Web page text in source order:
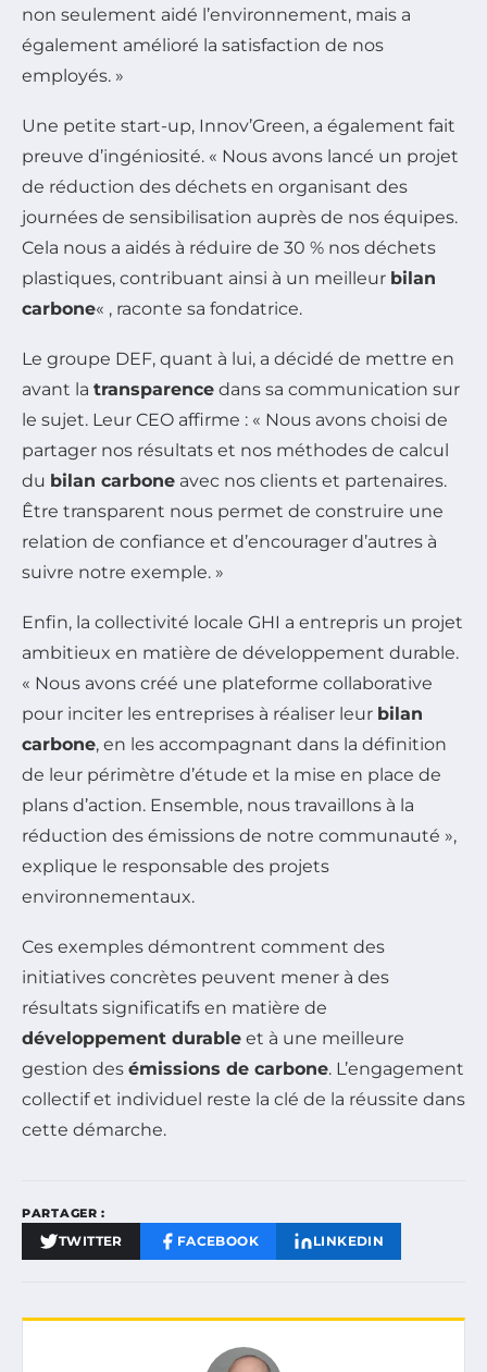
non seulement aidé l’environnement, mais a
également amélioré la satisfaction de nos
employés. »
Une petite start-up, Innov’Green, a également fait
preuve d’ingéniosité. « Nous avons lancé un projet
de réduction des déchets en organisant des
journées de sensibilisation auprès de nos équipes.
Cela nous a aidés à réduire de 30 % nos déchets
plastiques, contribuant ainsi à un meilleur bilan
carbone« , raconte sa fondatrice.
Le groupe DEF, quant à lui, a décidé de mettre en
avant la transparence dans sa communication sur
le sujet. Leur CEO affirme : « Nous avons choisi de
partager nos résultats et nos méthodes de calcul
du bilan carbone avec nos clients et partenaires.
Être transparent nous permet de construire une
relation de confiance et d’encourager d’autres à
suivre notre exemple. »
Enfin, la collectivité locale GHI a entrepris un projet
ambitieux en matière de développement durable.
« Nous avons créé une plateforme collaborative
pour inciter les entreprises à réaliser leur bilan
carbone, en les accompagnant dans la définition
de leur périmètre d’étude et la mise en place de
plans d’action. Ensemble, nous travaillons à la
réduction des émissions de notre communauté »,
explique le responsable des projets
environnementaux.
Ces exemples démontrent comment des
initiatives concrètes peuvent mener à des
résultats significatifs en matière de
développement durable et à une meilleure
gestion des émissions de carbone. L’engagement
collectif et individuel reste la clé de la réussite dans
cette démarche.
PARTAGER :
TWITTER FACEBOOK LINKEDIN